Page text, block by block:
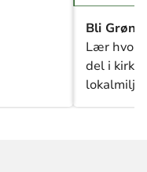
Bli
Lær
del i
lokalmiljø.